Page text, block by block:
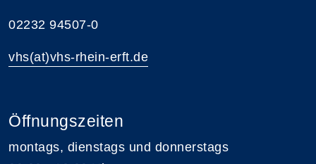
02232 94507-0
vhs(at)vhs-rhein-erft.de
Öffnungszeiten
montags, dienstags und donnerstags